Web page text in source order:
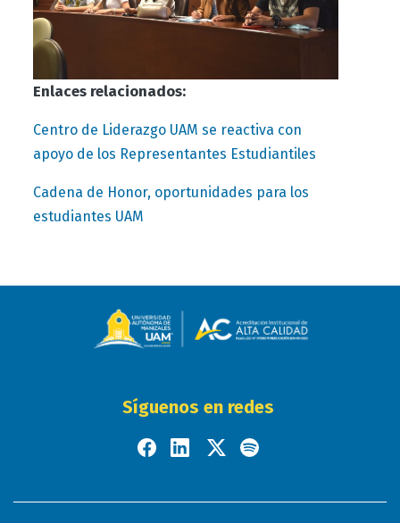
Enlaces relacionados:
Centro de Liderazgo UAM se reactiva con
apoyo de los Representantes Estudiantiles
Cadena de Honor, oportunidades para los
estudiantes UAM
Síguenos en redes